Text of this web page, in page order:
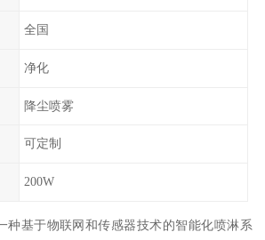
全国
净化
降尘喷雾
可定制
200W
种基于物联网和传感器技术的智能化喷淋系